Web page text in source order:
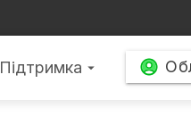
Підтримка arrow_drop_down